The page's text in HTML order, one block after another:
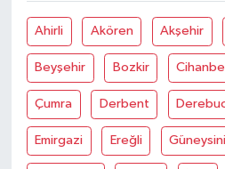
Ahirli Akören Akşehir
Beyşehir Bozkir
Çumra Derbent
Emirgazi Ereğli